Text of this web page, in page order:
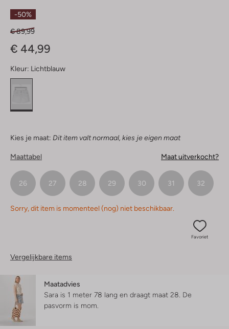
-50%
€ 89,99
€ 44,99
Kleur: Lichtblauw
Kies je maat: Dit item valt normaal, kies je eigen maat
Maattabel Maat uitverkocht?
26 27 28 29 30 31 32
Sorry, dit item is momenteel (nog) niet beschikbaar.
Favoriet
Vergelijkbare items
Maatadvies
Sara is 1 meter 78 lang en draagt maat 28. De
pasvorm is mom